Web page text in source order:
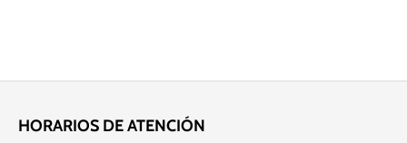
HORARIOS DE ATENCIÓN